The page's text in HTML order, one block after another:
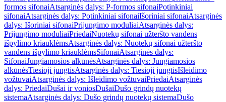
formos sifonaiAtsarginės dalys: P-formos sifonaiPotinkiniai
sifonaiAtsarginės dalys: Potinkiniai sifonaiIšoriniai sifonaiAtsarginės
dalys: Išoriniai sifonaiPrijungimo moduliaiAtsarginės dalys:
Prijungimo moduliaiPriedaiNuotekų sifonai užteršto vandens
išpylimo kriauklėmsAtsarginės dalys: Nuotekų sifonai užteršto
vandens išpylimo kriauklėmsSifonaiAtsarginės dalys:
SifonaiJungiamosios alkūnėsAtsarginės dalys: Jungiamosios
alkūnėsTiesioji jungtisAtsarginės dalys: Tiesioji jungtisIšleidimo
vožtuvaiAtsarginės dalys: Išleidimo vožtuvaiPriedaiAtsarginės
dalys: PriedaiDušai ir voniosDušaiDušo grindų nuotekų
sistemaAtsarginės dalys: Dušo grindų nuotekų sistemaDušo